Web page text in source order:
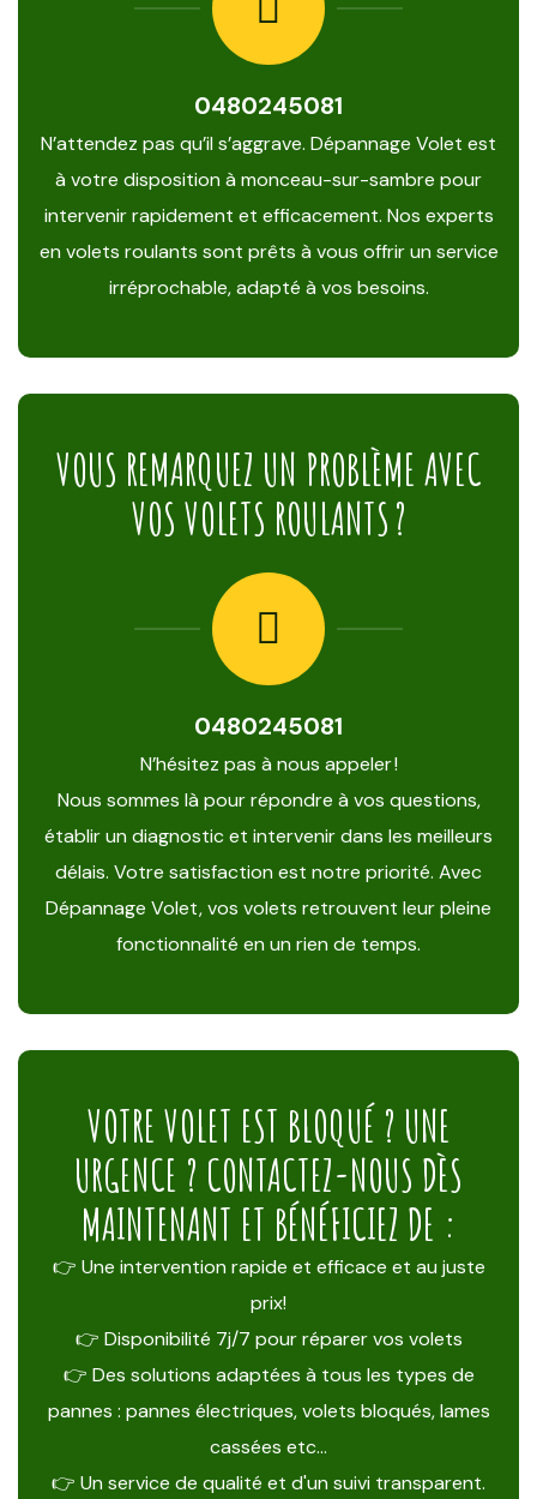
0480245081
N’attendez pas qu’il s’aggrave. Dépannage Volet est
à votre disposition à monceau-sur-sambre pour
intervenir rapidement et efficacement. Nos experts
en volets roulants sont prêts à vous offrir un service
irréprochable, adapté à vos besoins.
VOUS REMARQUEZ UN PROBLÈME AVEC
VOS VOLETS ROULANTS ?
0480245081
N’hésitez pas à nous appeler !
Nous sommes là pour répondre à vos questions,
établir un diagnostic et intervenir dans les meilleurs
délais. Votre satisfaction est notre priorité. Avec
Dépannage Volet, vos volets retrouvent leur pleine
fonctionnalité en un rien de temps.
VOTRE VOLET EST BLOQUÉ ? UNE
URGENCE ? CONTACTEZ-NOUS DÈS
MAINTENANT ET BÉNÉFICIEZ DE :
👉 Une intervention rapide et efficace et au juste
prix!
👉 Disponibilité 7j/7 pour réparer vos volets
👉 Des solutions adaptées à tous les types de
pannes : pannes électriques, volets bloqués, lames
cassées etc…
👉 Un service de qualité et d'un suivi transparent.